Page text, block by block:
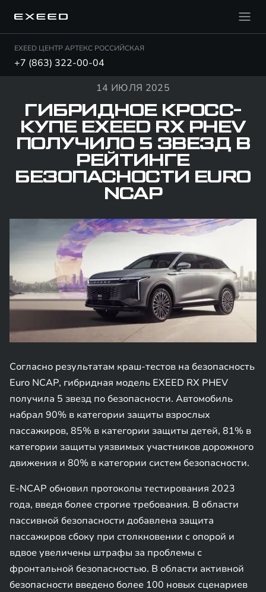
EXEED ЦЕНТР АРТЕКС РОССИЙСКАЯ
+7 (863) 322-00-04
14 ИЮЛЯ 2025
ГИБРИДНОЕ КРОСС-
КУПЕ EXEED RX PHEV
ПОЛУЧИЛО 5 ЗВЕЗД В
РЕЙТИНГЕ
БЕЗОПАСНОСТИ EURO
NCAP
Согласно результатам краш-тестов на безопасность
Euro NCAP, гибридная модель EXEED RX PHEV
получила 5 звезд по безопасности. Автомобиль
набрал 90% в категории защиты взрослых
пассажиров, 85% в категории защиты детей, 81% в
категории защиты уязвимых участников дорожного
движения и 80% в категории систем безопасности.
E-NCAP обновил протоколы тестирования 2023
года, введя более строгие требования. В области
пассивной безопасности добавлена защита
пассажиров сбоку при столкновении с опорой и
вдвое увеличены штрафы за проблемы с
фронтальной безопасностью. В области активной
безопасности введено более 100 новых сценариев